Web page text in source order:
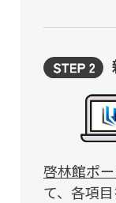
啓林館ポ
て、各項